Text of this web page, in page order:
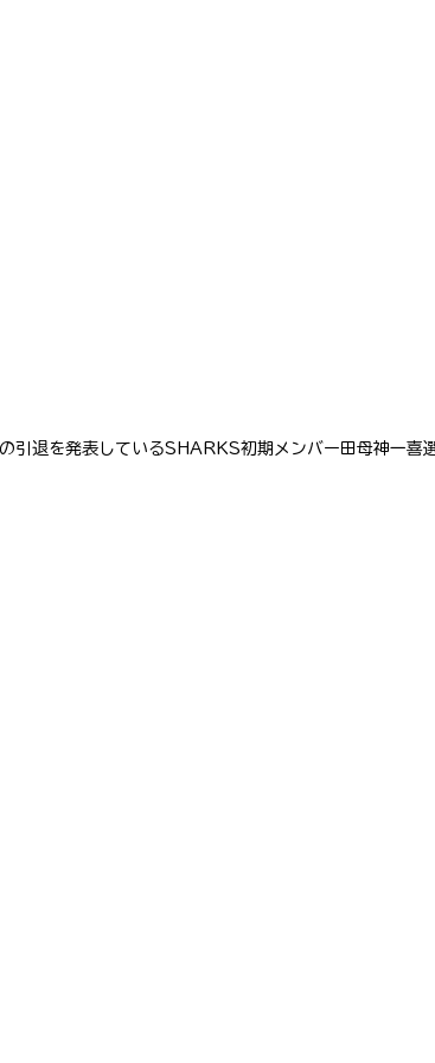
引退を発表しているSHARKS初期メンバー田母神一喜